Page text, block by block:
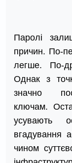
Паролі
причин. По-
легше. По-
Однак з
значно
ключам.
усувають
вгадування
чином